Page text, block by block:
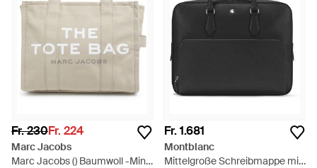
Fr. 230Fr. 224
Marc Jacobs
Marc Jacobs () Baumwoll -Mini
Fr. 1.681
Montblanc
Mittelgroße Schreibmappe mit